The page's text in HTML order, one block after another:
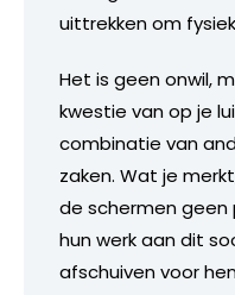
uittrekken om
Het is geen onwil,
kwestie van op je
combinatie van
zaken. Wat je
de schermen geen
hun werk aan dit
afschuiven voor